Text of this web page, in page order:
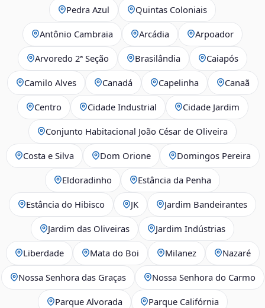
Pedra Azul Quintas Coloniais
Antônio Cambraia Arcádia Arpoador
Arvoredo 2ª Seção Brasilândia Caiapós
Camilo Alves Canadá Capelinha Canaã
Centro Cidade Industrial Cidade Jardim
Conjunto Habitacional João César de Oliveira
Costa e Silva Dom Orione Domingos Pereira
Eldoradinho Estância da Penha
Estância do Hibisco JK Jardim Bandeirantes
Jardim das Oliveiras Jardim Indústrias
Liberdade Mata do Boi Milanez Nazaré
Nossa Senhora das Graças Nossa Senhora do Carmo
Parque Alvorada Parque Califórnia